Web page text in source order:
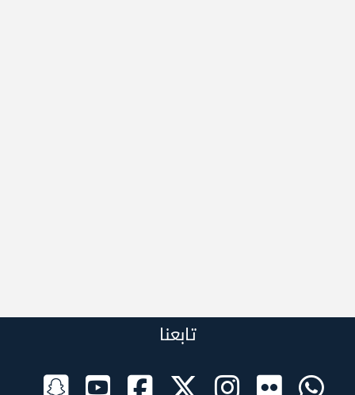
تابعنا